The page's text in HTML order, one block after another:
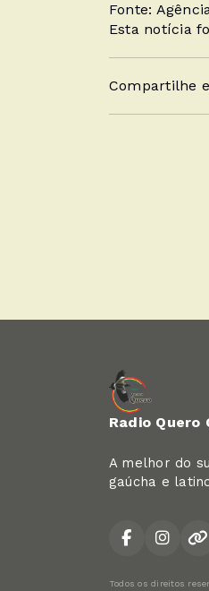
Fonte:
Esta notícia
Compartilhe
Radio Quero
A melhor do
gaúcha e
Todos os direitos